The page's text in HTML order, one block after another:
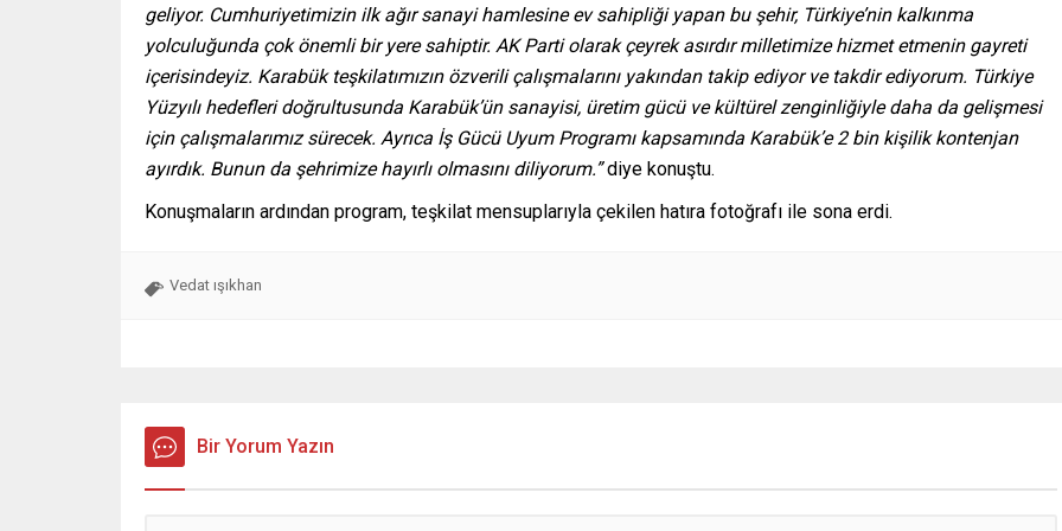
geliyor. Cumhuriyetimizin ilk ağır sanayi hamlesine ev sahipliği yapan bu şehir, Türkiye’nin kalkınma
yolculuğunda çok önemli bir yere sahiptir. AK Parti olarak çeyrek asırdır milletimize hizmet etmenin gayreti
içerisindeyiz. Karabük teşkilatımızın özverili çalışmalarını yakından takip ediyor ve takdir ediyorum. Türkiye
Yüzyılı hedefleri doğrultusunda Karabük’ün sanayisi, üretim gücü ve kültürel zenginliğiyle daha da gelişmesi
için çalışmalarımız sürecek. Ayrıca İş Gücü Uyum Programı kapsamında Karabük’e 2 bin kişilik kontenjan
ayırdık. Bunun da şehrimize hayırlı olmasını diliyorum.”diye konuştu.
Konuşmaların ardından program, teşkilat mensuplarıyla çekilen hatıra fotoğrafı ile sona erdi.
Vedat ışıkhan
Bir Yorum Yazın